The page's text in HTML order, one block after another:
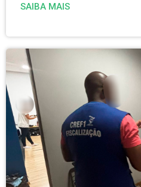
SAIBA MAIS